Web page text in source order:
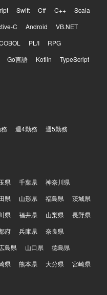
Swift C# C++
Scala
C Android
VB.NET
PL/I
RPG
Go言語 Kotlin
TypeScript
週4勤務 週5勤務
県 千葉県
神奈川県
県 山形県 福島県
茨城県
県 福井県 山梨県
長野県
府 兵庫県
奈良県
島県 山口県
徳島県
県 熊本県 大分県
宮崎県